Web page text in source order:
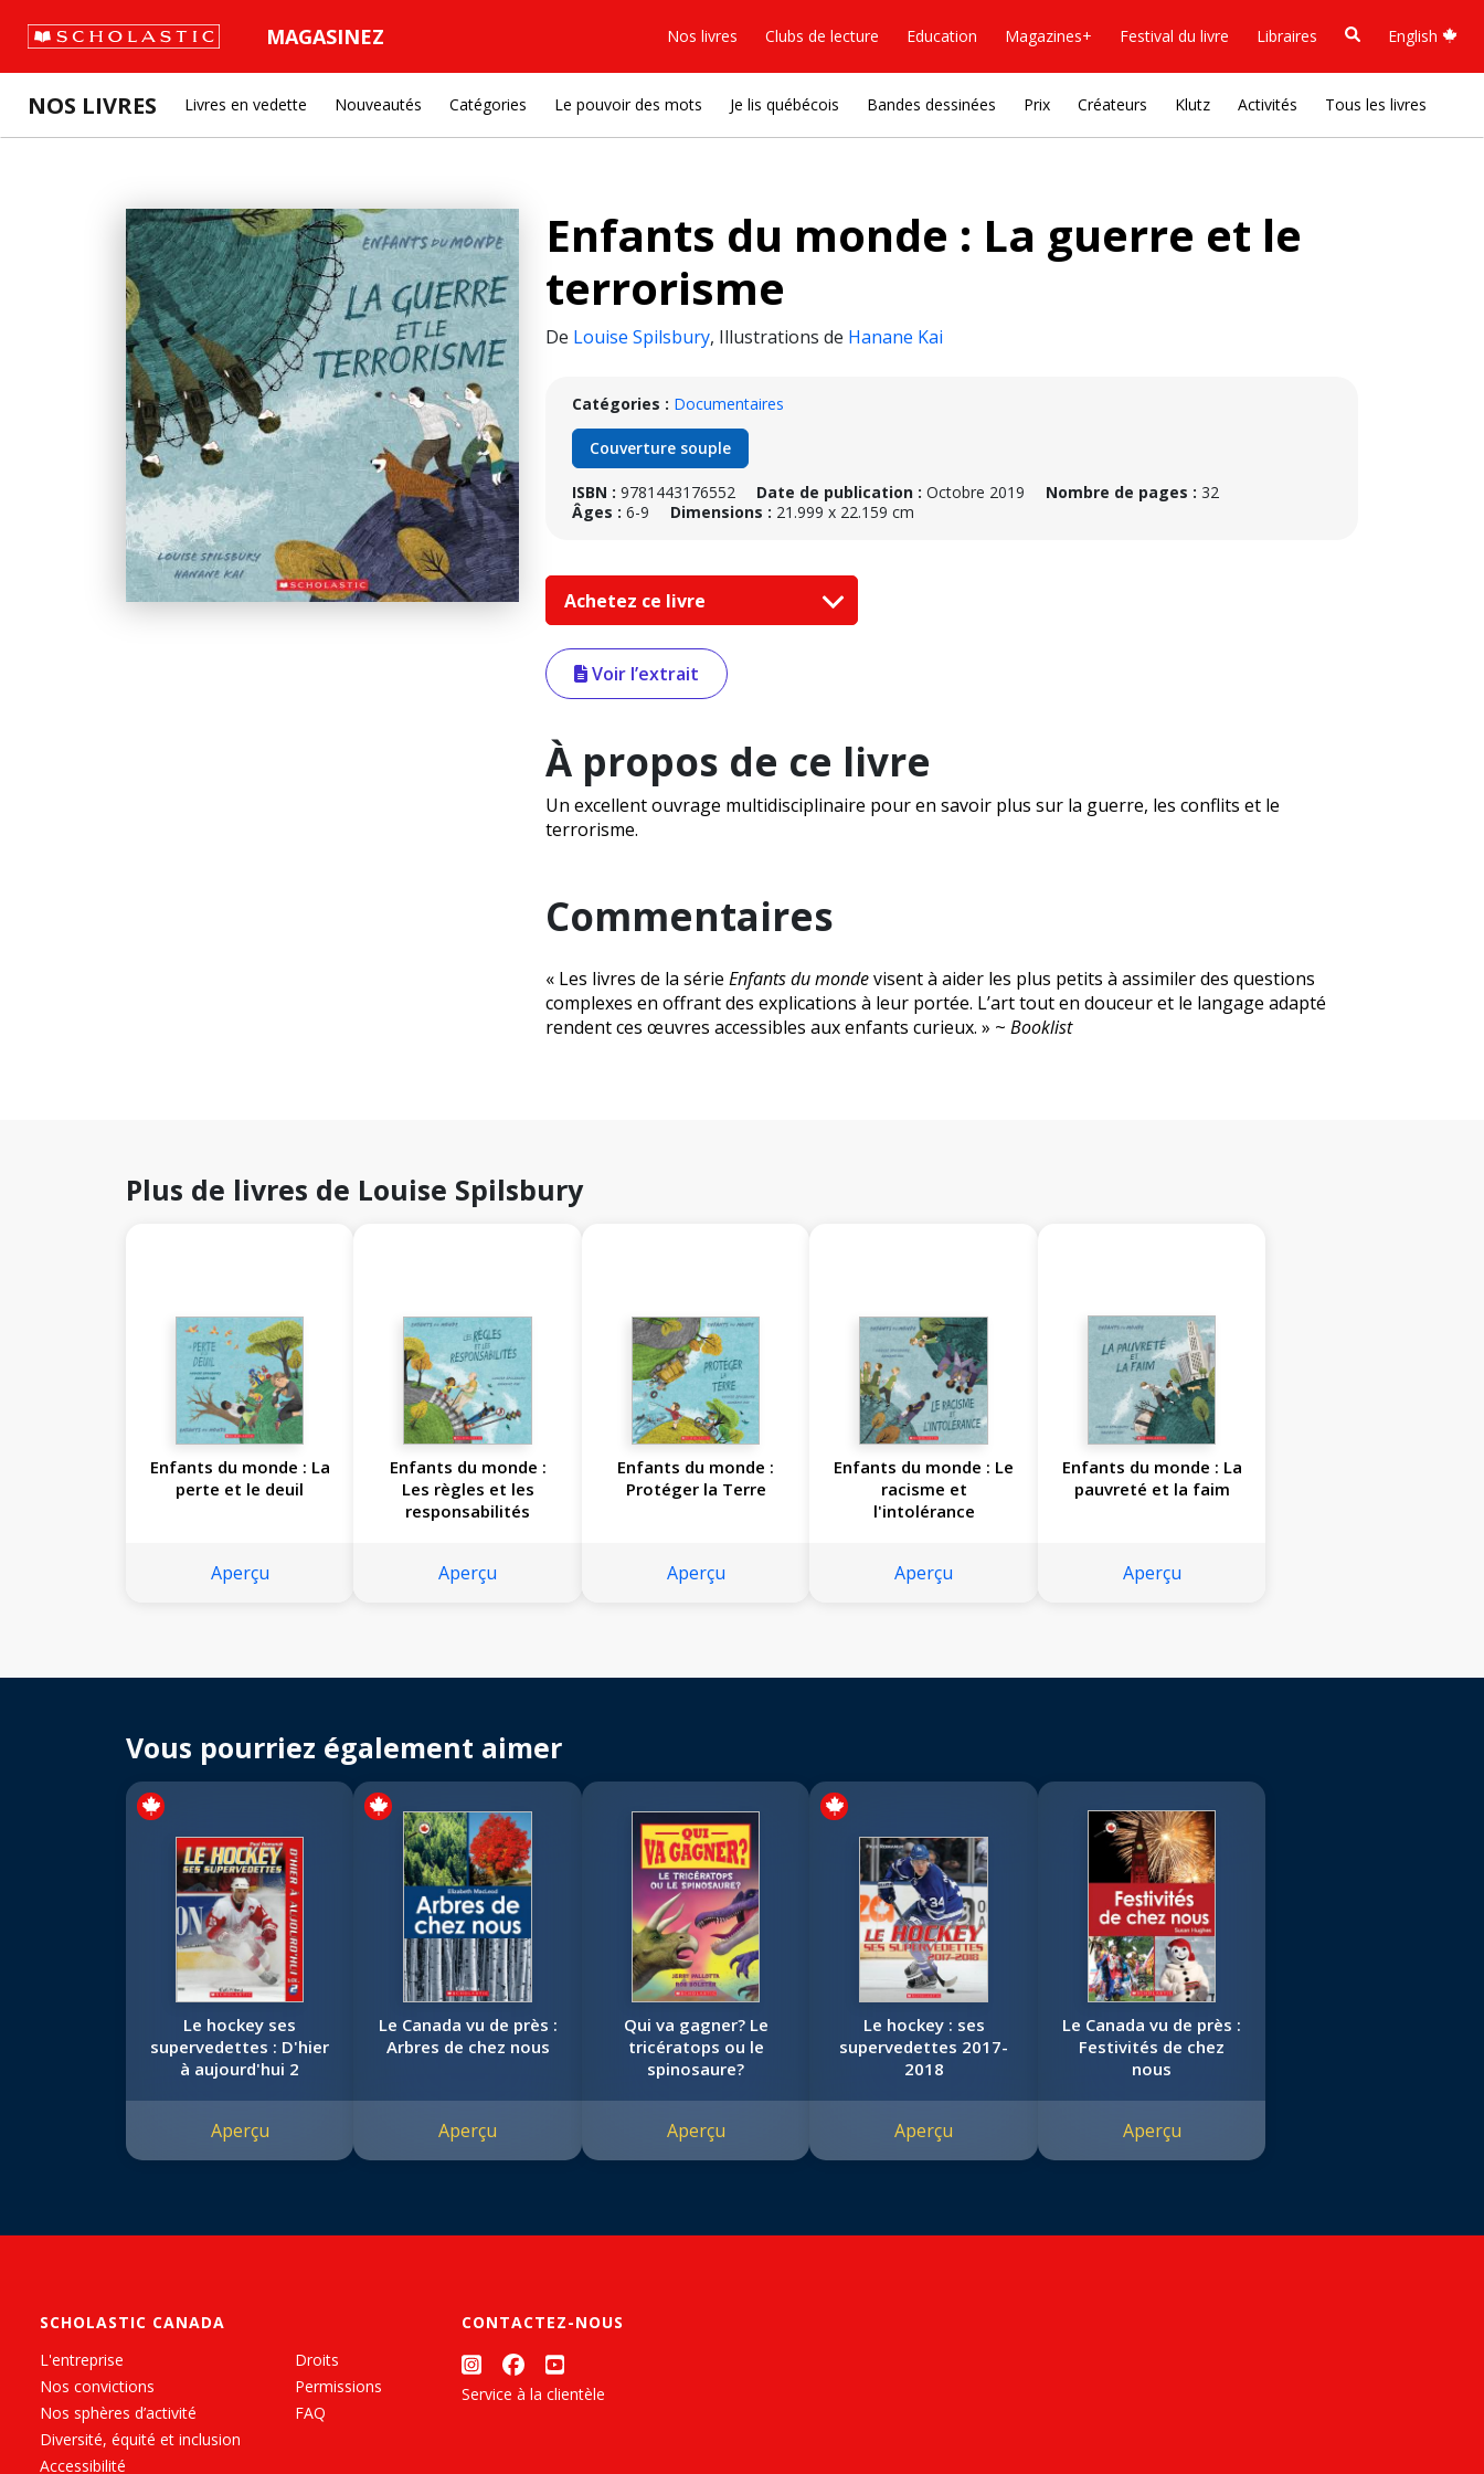
MAGASINEZ Nos livres Clubs de lecture Education Magazines+ Festival du livre Libraires English
NOS LIVRES Livres en vedette Nouveautés Catégories Le pouvoir des mots Je lis québécois Bandes dessinées Prix Créateurs Klutz Activités Tous les livres
Enfants du monde : La guerre et le
terrorisme
De Louise Spilsbury, Illustrations de Hanane Kai
Catégories : Documentaires
Couverture souple
ISBN : 9781443176552 Date de publication : Octobre 2019 Nombre de pages : 32
Âges : 6-9 Dimensions : 21.999 x 22.159 cm
Achetez ce livre
Voir l’extrait
À propos de ce livre
Un excellent ouvrage multidisciplinaire pour en savoir plus sur la guerre, les conflits et le
terrorisme.
Commentaires
« Les livres de la série Enfants du mondevisent à aider les plus petits à assimiler des questions
complexes en offrant des explications à leur portée. L’art tout en douceur et le langage adapté
rendent ces œuvres accessibles aux enfants curieux. » ~ Booklist
Plus de livres de Louise Spilsbury
Enfants du monde : La
perte et le deuil
Aperçu
Enfants du monde :
Les règles et les
responsabilités
Aperçu
Enfants du monde :
Protéger la Terre
Aperçu
Enfants du monde : Le
racisme et
l'intolérance
Aperçu
Enfants du monde : La
pauvreté et la faim
Aperçu
Vous pourriez également aimer
Le hockey ses
supervedettes : D'hier
à aujourd'hui 2
Aperçu
Le Canada vu de près :
Arbres de chez nous
Aperçu
Qui va gagner? Le
tricératops ou le
spinosaure?
Aperçu
Le hockey : ses
supervedettes 2017-
2018
Aperçu
Le Canada vu de près :
Festivités de chez
nous
Aperçu
SCHOLASTIC CANADA
L'entreprise
Nos convictions
Nos sphères d’activité
Diversité, équité et inclusion
Accessibilité
Droits
Permissions
FAQ
CONTACTEZ-NOUS
Service à la clientèle